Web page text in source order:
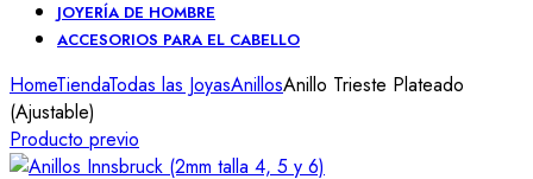
JOYERÍA DE HOMBRE
ACCESORIOS PARA EL CABELLO
HomeTiendaTodas las JoyasAnillosAnillo Trieste Plateado
(Ajustable)
Producto previo